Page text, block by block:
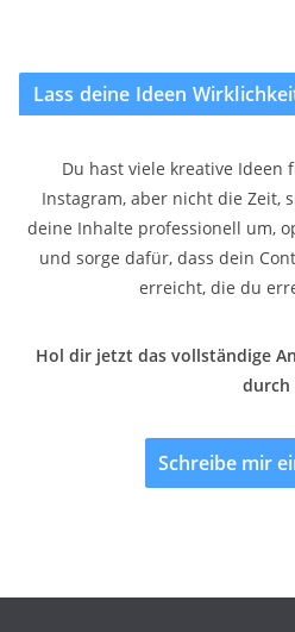
Lass deine Ideen
Du hast viele kreative Ideen
Instagram, aber nicht die Zeit,
deine Inhalte professionell um,
und sorge dafür, dass dein
erreicht, die du
Hol dir jetzt das vollständige
durch
Schreibe mir